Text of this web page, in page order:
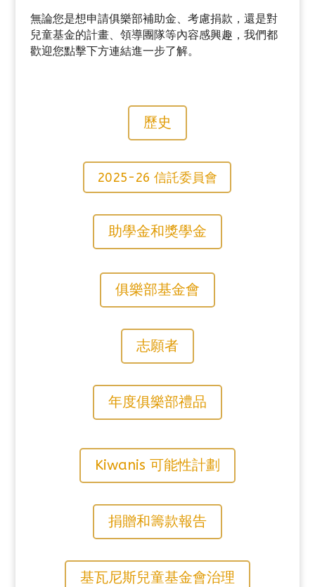
無論您是想申請俱樂部補助金、 考慮捐款，還是對
兒童基金的計畫、領導團隊等內容感興趣 ，我們都
歡迎您點擊下方連結進一步了解。
歷史
2025-26 信託委員會
助學金和獎學金
俱樂部基金會
志願者
年度俱樂部禮品
Kiwanis 可能性計劃
捐贈和籌款報告
基瓦尼斯兒童基金會治理